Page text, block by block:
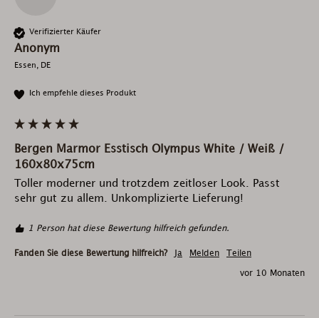
Verifizierter Käufer
Anonym
Essen, DE
Ich empfehle dieses Produkt
Bergen Marmor Esstisch Olympus White / Weiß /
160x80x75cm
Toller moderner und trotzdem zeitloser Look. Passt
sehr gut zu allem. Unkomplizierte Lieferung!
1 Person hat diese Bewertung hilfreich gefunden.
Fanden Sie diese Bewertung hilfreich? Ja Melden Teilen
vor 10 Monaten